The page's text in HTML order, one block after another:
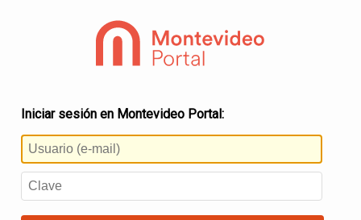
Iniciar sesión en Montevideo Portal: